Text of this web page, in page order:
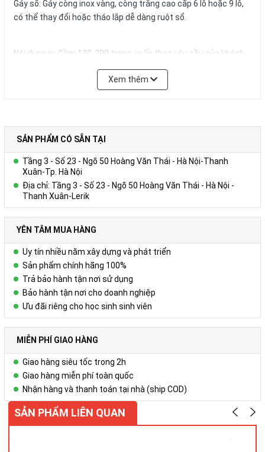
Gáy sổ: Gáy còng inox vàng, còng trắng cao cấp 6 lỗ hoặc 9 lỗ,
có thể thay đổi hoặc tháo lắp dễ dàng ruột sổ.
Nội dung in: Gồm 180-200 trang, in ấn theo yêu cầu của khách
Quy cách in thông thường:
trắng hoặc ngà vàng, có thể in logo, website,hotline tên tổ
+ Kích thước trang giấy in: 14.5x20.6cm
Số lượng và màu sắc của giấy hay mẫu mã của sản phẩm có thể
được đặt theo yêu cầu của khách hàng.
Xem thêm
SẢN PHẨM CÓ SẴN TẠI
Tầng 3 - Số 23 - Ngõ 50 Hoàng Văn Thái - Hà Nội-Thanh
Xuân-Tp. Hà Nội
Địa chỉ: Tầng 3 - Số 23 - Ngõ 50 Hoàng Văn Thái - Hà Nội -
Thanh Xuân-Lerik
YÊN TÂM MUA HÀNG
Uy tín nhiều năm xây dựng và phát triển
Sản phẩm chính hãng 100%
Trả bảo hành tận nơi sử dụng
Bảo hành tận nơi cho doanh nghiệp
Ưu đãi riêng cho học sinh sinh viên
MIỄN PHÍ GIAO HÀNG
Giao hàng siêu tốc trong 2h
Giao hàng miễn phí toàn quốc
Nhận hàng và thanh toán tại nhà (ship COD)
SẢN PHẨM LIÊN QUAN